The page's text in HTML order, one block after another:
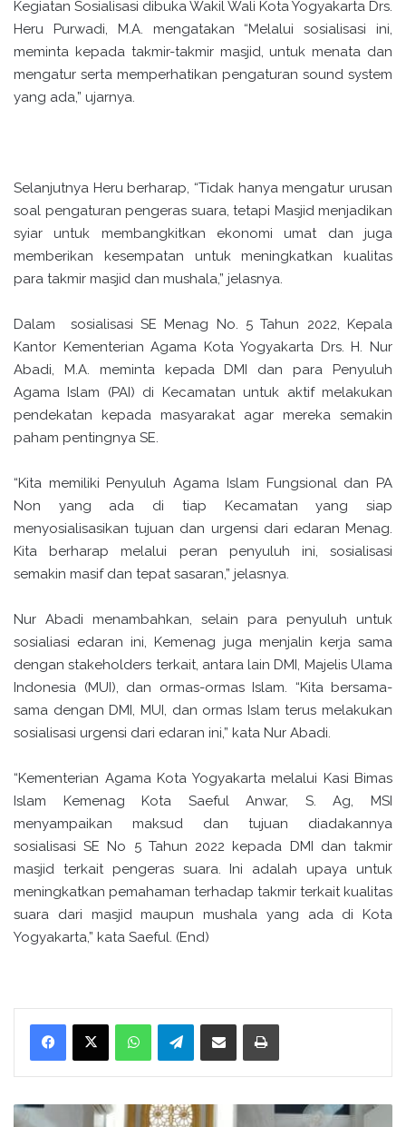
Kegiatan Sosialisasi dibuka Wakil Wali Kota Yogyakarta Drs.
Heru Purwadi, M.A. mengatakan “Melalui sosialisasi ini,
meminta kepada takmir-takmir masjid, untuk menata dan
mengatur serta memperhatikan pengaturan sound system
yang ada,” ujarnya.
Selanjutnya Heru berharap, “Tidak hanya mengatur urusan
soal pengaturan pengeras suara, tetapi Masjid menjadikan
syiar untuk membangkitkan ekonomi umat dan juga
memberikan kesempatan untuk meningkatkan kualitas
para takmir masjid dan mushala,” jelasnya.
Dalam sosialisasi SE Menag No. 5 Tahun 2022, Kepala
Kantor Kementerian Agama Kota Yogyakarta Drs. H. Nur
Abadi, M.A. meminta kepada DMI dan para Penyuluh
Agama Islam (PAI) di Kecamatan untuk aktif melakukan
pendekatan kepada masyarakat agar mereka semakin
paham pentingnya SE.
“Kita memiliki Penyuluh Agama Islam Fungsional dan PA
Non yang ada di tiap Kecamatan yang siap
menyosialisasikan tujuan dan urgensi dari edaran Menag.
Kita berharap melalui peran penyuluh ini, sosialisasi
semakin masif dan tepat sasaran,” jelasnya.
Nur Abadi menambahkan, selain para penyuluh untuk
sosialiasi edaran ini, Kemenag juga menjalin kerja sama
dengan stakeholders terkait, antara lain DMI, Majelis Ulama
Indonesia (MUI), dan ormas-ormas Islam. “Kita bersama-
sama dengan DMI, MUI, dan ormas Islam terus melakukan
sosialisasi urgensi dari edaran ini,” kata Nur Abadi.
“Kementerian Agama Kota Yogyakarta melalui Kasi Bimas
Islam Kemenag Kota Saeful Anwar, S. Ag, MSI
menyampaikan maksud dan tujuan diadakannya
sosialisasi SE No 5 Tahun 2022 kepada DMI dan takmir
masjid terkait pengeras suara. Ini adalah upaya untuk
meningkatkan pemahaman terhadap takmir terkait kualitas
suara dari masjid maupun mushala yang ada di Kota
Yogyakarta,” kata Saeful. (End)
WhatsApp Telegram
K